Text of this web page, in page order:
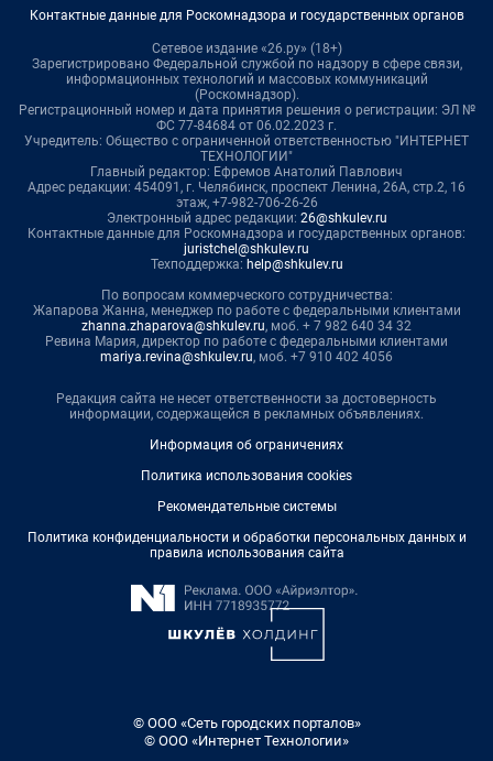
Контактные данные для Роскомнадзора и государственных органов
Сетевое издание «26.ру» (18+)
Зарегистрировано Федеральной службой по надзору в сфере связи,
информационных технологий и массовых коммуникаций
(Роскомнадзор).
Регистрационный номер и дата принятия решения о регистрации: ЭЛ №
ФС 77-84684 от 06.02.2023 г.
Учредитель: Общество с ограниченной ответственностью "ИНТЕРНЕТ
ТЕХНОЛОГИИ"
Главный редактор: Ефремов Анатолий Павлович
Адрес редакции: 454091, г. Челябинск, проспект Ленина, 26А, стр.2, 16
этаж, +7-982-706-26-26
Электронный адрес редакции: 26@shkulev.ru
Контактные данные для Роскомнадзора и государственных органов:
juristchel@shkulev.ru
Техподдержка: help@shkulev.ru
По вопросам коммерческого сотрудничества:
Жапарова Жанна, менеджер по работе с федеральными клиентами
zhanna.zhaparova@shkulev.ru, моб. + 7 982 640 34 32
Ревина Мария, директор по работе с федеральными клиентами
mariya.revina@shkulev.ru, моб. +7 910 402 4056
Редакция сайта не несет ответственности за достоверность
информации, содержащейся в рекламных объявлениях.
Информация об ограничениях
Политика использования cookies
Рекомендательные системы
Политика конфиденциальности и обработки персональных данных и
правила использования сайта
© ООО «Сеть городских порталов»
© ООО «Интернет Технологии»